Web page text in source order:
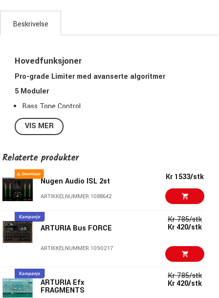
Beskrivelse
Hovedfunksjoner
Pro-grade Limiter med avanserte algoritmer
5 Moduler
Bass Tone Control
Treble Tone Control
Clipper
True Peak Limiter
Fleksibel Clipper for raskt å kontrollere transients
Kraftig, 3-trinns Limiter med enkelt kontrolloppsett
Fullmetresystem med Peak og Loudness-målere
forhåndskontrollere transients og dynamikk i bass- og
diskantområdene
Stort signalvisningsverktøy med Gain Reduction-
4 Motor-kvalitetsmoduser designet for ulike
bruksområder, hver balanserer presisjon mot CPU-
forbruk og forsinkelse
VIS MER
Relaterte produkter
Nugen Audio ISL 2st
ARTIKKELNUMMER 1088642
Kr 1533/stk
ARTURIA Bus FORCE
ARTIKKELNUMMER 1090217
Kr 785/stk
Kr 420/stk
ARTURIA Efx
FRAGMENTS
Kr 785/stk
Kr 420/stk